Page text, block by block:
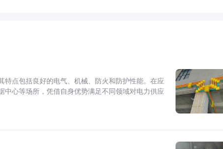
点包括良好的电气、机械、防火和防护性能。在应
中心等场所，凭借自身优势满足不同领域对电力供应